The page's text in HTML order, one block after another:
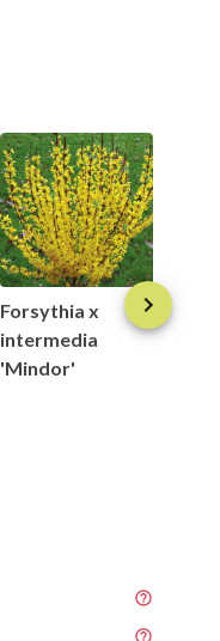
Forsythia x
intermedia
'Mindor'